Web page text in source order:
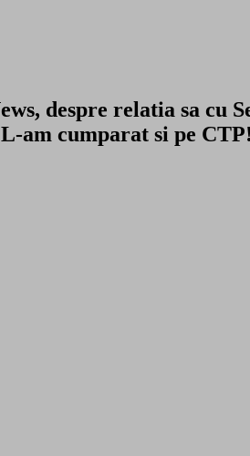
despre relatia sa cu
cumparat si pe